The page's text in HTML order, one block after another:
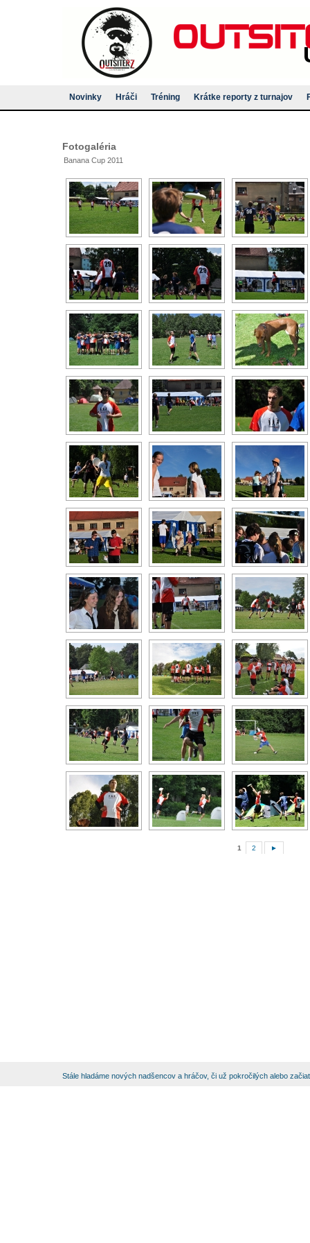
Novinky Hráči Tréning Krátke reporty z turnajov
Fotogaléria
Banana Cup 2011
1 2 ►
Stále hladáme nových nadšencov a hráčov, či už pokročilých alebo